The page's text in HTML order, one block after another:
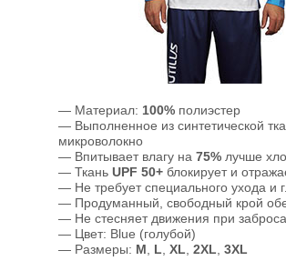
— Материал: 100% полиэстер
— Выполненное из синтетической
микроволокно
— Впитывает влагу на 75% лучше
— Ткань UPF 50+ блокирует и
— Не требует специального ухода и
— Продуманный, свободный крой
— Не стесняет движения при
— Цвет: Blue (голубой)
— Размеры: M L XL 2XL 3XL